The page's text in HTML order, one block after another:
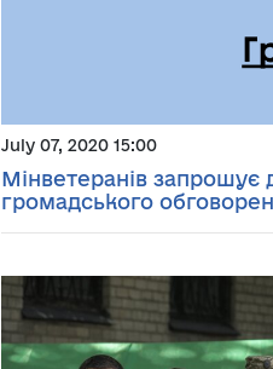
July 07, 2020 15:00
Мінветеранів запрошує
громадського